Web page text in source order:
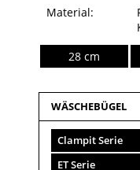
Material:
28 cm
WÄSCHEBÜGEL
Clampit Serie
ET Serie